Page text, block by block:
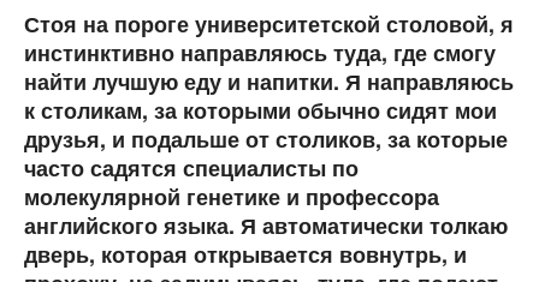
Стоя на пороге университетской столовой, я
инстинктивно направляюсь туда, где смогу
найти лучшую еду и напитки. Я на­правляюсь
к столикам, за которыми обычно сидят мои
друзья, и подальше от столиков, за которые
часто садятся специалисты по
молекулярной генетике и профессора
английского языка. Я ав­томатически толкаю
дверь, которая открывается вовнутрь, и